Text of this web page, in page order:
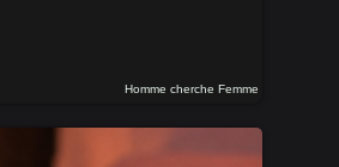
Homme cherche Femme